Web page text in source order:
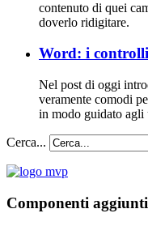
contenuto di quei
doverlo ridigitare.
Word: i
Nel post di oggi
veramente comodi
in modo guidato agli
Cerca...
Componenti